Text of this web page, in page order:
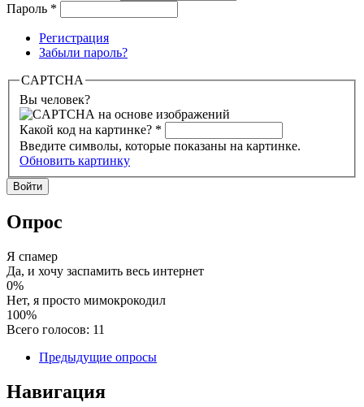
Пароль *
Регистрация
Забыли пароль?
CAPTCHA
Вы человек?
Какой код на картинке? *
Введите символы, которые показаны на картинке.
Обновить картинку
Опрос
Я спамер
Да, и хочу заспамить весь интернет
0%
Нет, я просто мимокрокодил
100%
Всего голосов: 11
Предыдущие опросы
Навигация